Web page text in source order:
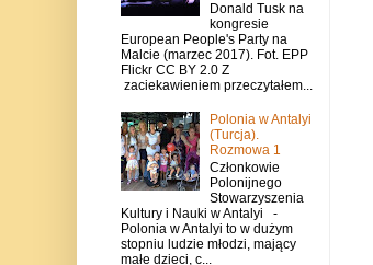
Donald Tusk na
kongresie
European People's Party na
Malcie (marzec 2017). Fot. EPP
Flickr CC BY 2.0 Z
zaciekawieniem przeczytałem...
Polonia w Antalyi
(Turcja).
Rozmowa 1
Członkowie
Polonijnego
Stowarzyszenia
Kultury i Nauki w Antalyi -
Polonia w Antalyi to w dużym
stopniu ludzie młodzi, mający
małe dzieci, c...